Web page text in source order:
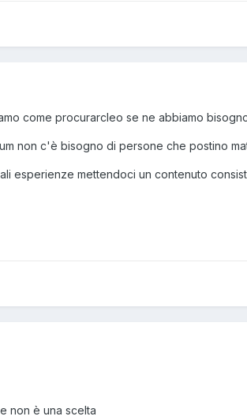
come procurarcleo se ne abbiamo
non c'è bisogno di persone che postino
esperienze mettendoci un contenuto
non è una scelta